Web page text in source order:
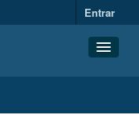
Entrar